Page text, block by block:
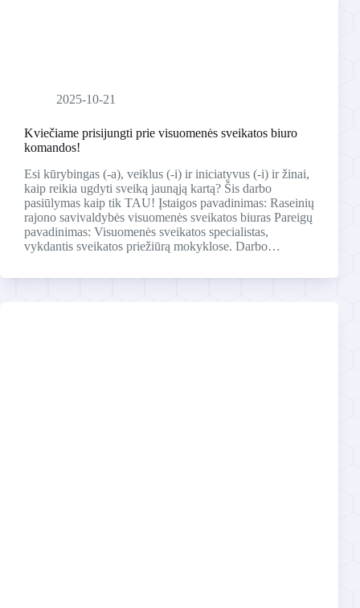
2025-10-21
Kviečiame prisijungti prie visuomenės sveikatos biuro
komandos!
Esi kūrybingas (-a), veiklus (-i) ir iniciatyvus (-i) ir žinai,
kaip reikia ugdyti sveiką jaunąją kartą? Šis darbo
pasiūlymas kaip tik TAU! Įstaigos pavadinimas: Raseinių
rajono savivaldybės visuomenės sveikatos biuras Pareigų
pavadinimas: Visuomenės sveikatos specialistas,
vykdantis sveikatos priežiūrą mokyklose. Darbo…